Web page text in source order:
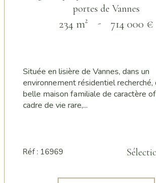
portes de Vannes
234 m² - 714 000 €
Située en lisière de Vannes, dans un
environnement résidentiel
belle maison familiale de caractère
cadre de vie rare,...
Réf : 16969